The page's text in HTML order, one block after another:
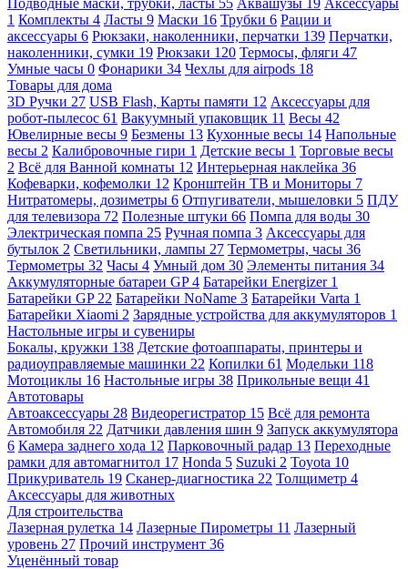
1 Комплекты 4 Ласты 9 Маски 16 Трубки 6 Рации и
аксессуары 6 Рюкзаки, наколенники, перчатки 139 Перчатки,
наколенники, сумки 19 Рюкзаки 120 Термосы, фляги 47
Умные часы 0 Фонарики 34 Чехлы для airpods 18
Товары для дома
3D Ручки 27 USB Flash, Карты памяти 12 Аксессуары для
робот-пылесос 61 Вакуумный упаковщик 11 Весы 42
Ювелирные весы 9 Безмены 13 Кухонные весы 14 Напольные
весы 2 Калибровочные гири 1 Детские весы 1 Торговые весы
2 Всё для Ванной комнаты 12 Интерьерная наклейка 36
Кофеварки, кофемолки 12 Кронштейн ТВ и Мониторы 7
Нитратомеры, дозиметры 6 Отпугиватели, мышеловки 5 ПДУ
для телевизора 72 Полезные штуки 66 Помпа для воды 30
Электрическая помпа 25 Ручная помпа 3 Аксессуары для
бутылок 2 Светильники, лампы 27 Термометры, часы 36
Термометры 32 Часы 4 Умный дом 30 Элементы питания 34
Аккумуляторные батареи GP4 Батарейки Energizer 1
Батарейки GP 22 Батарейки NoName 3 Батарейки Varta 1
Батарейки Xiaomi 2 Зарядные устройства для аккумуляторов 1
Настольные игры и сувениры
Бокалы, кружки 138 Детские фотоаппараты, принтеры и
радиоуправляемые машинки 22 Копилки 61 Модельки 118
Мотоциклы 16 Настольные игры 38 Прикольные вещи 41
Автотовары
Автоаксессуары 28 Видеорегистратор 15 Всё для ремонта
Автомобиля 22 Датчики давления шин 9 Запуск аккумулятора
6 Камера заднего хода 12 Парковочный радар 13 Переходные
рамки для автомагнитол 17 Honda 5 Suzuki 2 Toyota 10
Прикуриватель 19 Сканер-диагностика 22 Толщиметр 4
Аксессуары для животных
Для строительства
Лазерная рулетка 14 Лазерные Пирометры 11 Лазерный
уровень 27 Прочий инструмент 36
Уценённый товар